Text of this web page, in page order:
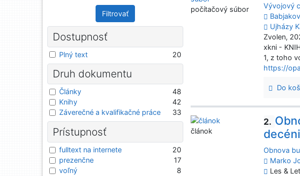
Vývojový
Ujházy
Zvolen,
xkni -
1, z toho
https://
Do
počítačový súbor
2.
Obnova
Marko
Les &
článok
Filtrovať
Dostupnosť
Plný text 20
Druh dokumentu
Články
48
Knihy
42
Záverečné a kvalifikačné práce
33
Prístupnosť
fulltext na internete
20
prezenčne
17
voľný
8